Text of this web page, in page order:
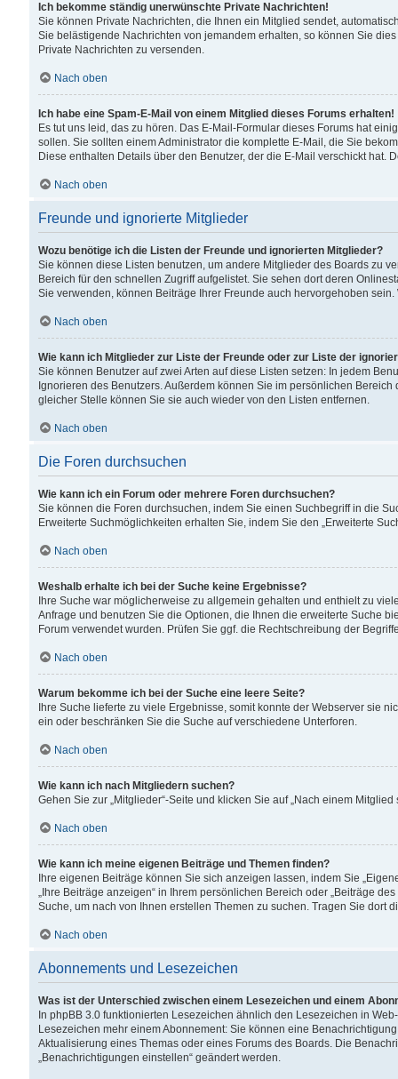
Ich bekomme ständig unerwünschte Private Nachrichten!
Sie können Private Nachrichten, die Ihnen ein Mitglied sendet,
Sie belästigende Nachrichten von jemandem erhalten, so können Sie
Private Nachrichten zu versenden.
Nach oben
Ich habe eine Spam-E-Mail von einem Mitglied dieses Forums erhalten!
Es tut uns leid, das zu hören. Das E-Mail-Formular dieses Forums hat
sollen. Sie sollten einem Administrator die komplette E-Mail, die Sie
Diese enthalten Details über den Benutzer, der die E-Mail verschickt hat.
Nach oben
Freunde und ignorierte Mitglieder
Wozu benötige ich die Listen der Freunde und ignorierten Mitglieder?
Sie können diese Listen benutzen, um andere Mitglieder des Boards zu
Bereich für den schnellen Zugriff aufgelistet. Sie sehen dort deren
Sie verwenden, können Beiträge Ihrer Freunde auch hervorgehoben
Nach oben
Wie kann ich Mitglieder zur Liste der Freunde oder zur Liste der
Sie können Benutzer auf zwei Arten auf diese Listen setzen: In jedem
Ignorieren des Benutzers. Außerdem können Sie im persönlichen
gleicher Stelle können Sie sie auch wieder von den Listen entfernen.
Nach oben
Die Foren durchsuchen
Wie kann ich ein Forum oder mehrere Foren durchsuchen?
Sie können die Foren durchsuchen, indem Sie einen Suchbegriff in die
Erweiterte Suchmöglichkeiten erhalten Sie, indem Sie den „Erweiterte
Nach oben
Weshalb erhalte ich bei der Suche keine Ergebnisse?
Ihre Suche war möglicherweise zu allgemein gehalten und enthielt zu
Anfrage und benutzen Sie die Optionen, die Ihnen die erweiterte Suche
Forum verwendet wurden. Prüfen Sie ggf. die Rechtschreibung der
Nach oben
Warum bekomme ich bei der Suche eine leere Seite?
Ihre Suche lieferte zu viele Ergebnisse, somit konnte der Webserver sie
ein oder beschränken Sie die Suche auf verschiedene Unterforen.
Nach oben
Wie kann ich nach Mitgliedern suchen?
Gehen Sie zur „Mitglieder“-Seite und klicken Sie auf „Nach einem Mitglied
Nach oben
Wie kann ich meine eigenen Beiträge und Themen finden?
Ihre eigenen Beiträge können Sie sich anzeigen lassen, indem Sie
„Ihre Beiträge anzeigen“ in Ihrem persönlichen Bereich oder „Beiträge
Suche, um nach von Ihnen erstellen Themen zu suchen. Tragen Sie dort
Nach oben
Abonnements und Lesezeichen
Was ist der Unterschied zwischen einem Lesezeichen und einem
In phpBB 3.0 funktionierten Lesezeichen ähnlich den Lesezeichen in
Lesezeichen mehr einem Abonnement: Sie können eine
Aktualisierung eines Themas oder eines Forums des Boards. Die
„Benachrichtigungen einstellen“ geändert werden.